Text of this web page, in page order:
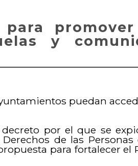
y
puedan
por el que se
de las
para fortalecer el